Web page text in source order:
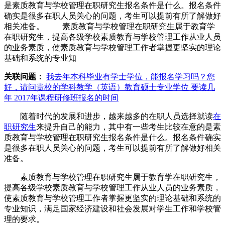
是素质教育与学校管理在职研究生报名条件是什么。报名条件
确实是很多在职人员关心的问题，考生可以提前有所了解做好
相关准备。 素质教育与学校管理在职研究生属于教育学
在职研究生，提高各级学校素质教育与学校管理工作从业人员
的业务素质，使素质教育与学校管理工作者掌握更坚实的理论
基础和系统的专业知
关联问题： 我去年本科毕业有学士学位，能报名学习吗？ 您
好，请问贵校的学科教学（英语）教育硕士专业学位 要读几
年 2017年课程研修班报名的时间
随着时代的发展和进步，越来越多的在职人员选择就读在
职研究生来提升自己的能力，其中有一些考生比较在意的是素
质教育与学校管理在职研究生报名条件是什么。报名条件确实
是很多在职人员关心的问题，考生可以提前有所了解做好相关
准备。
素质教育与学校管理在职研究生属于教育学在职研究生，
提高各级学校素质教育与学校管理工作从业人员的业务素质，
使素质教育与学校管理工作者掌握更坚实的理论基础和系统的
专业知识，满足国家经济建设和社会发展对学生工作和学校管
理的要求。